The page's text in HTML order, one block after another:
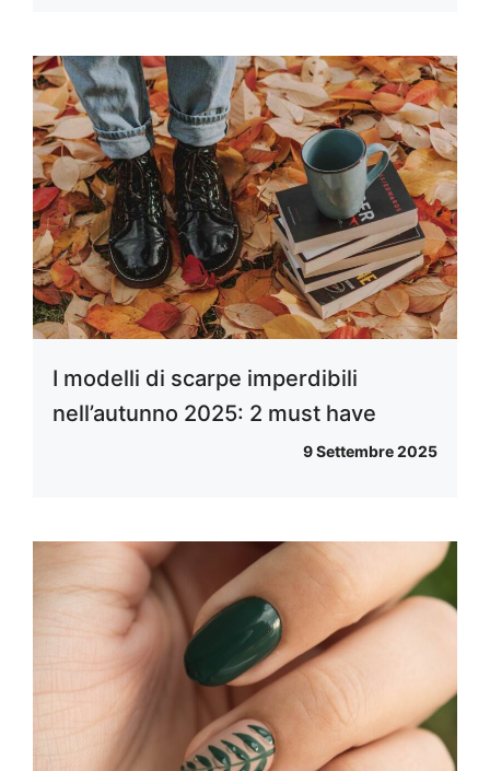
I modelli di scarpe imperdibili
nell’autunno 2025: 2 must have
9 Settembre 2025